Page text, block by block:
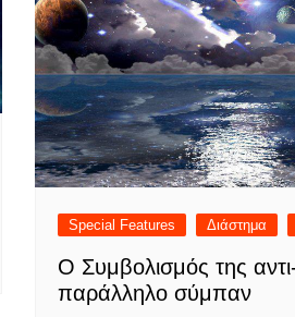
Special Features Διάστημα
Ο Συμβολισμός της
παράλληλο σύμπαν